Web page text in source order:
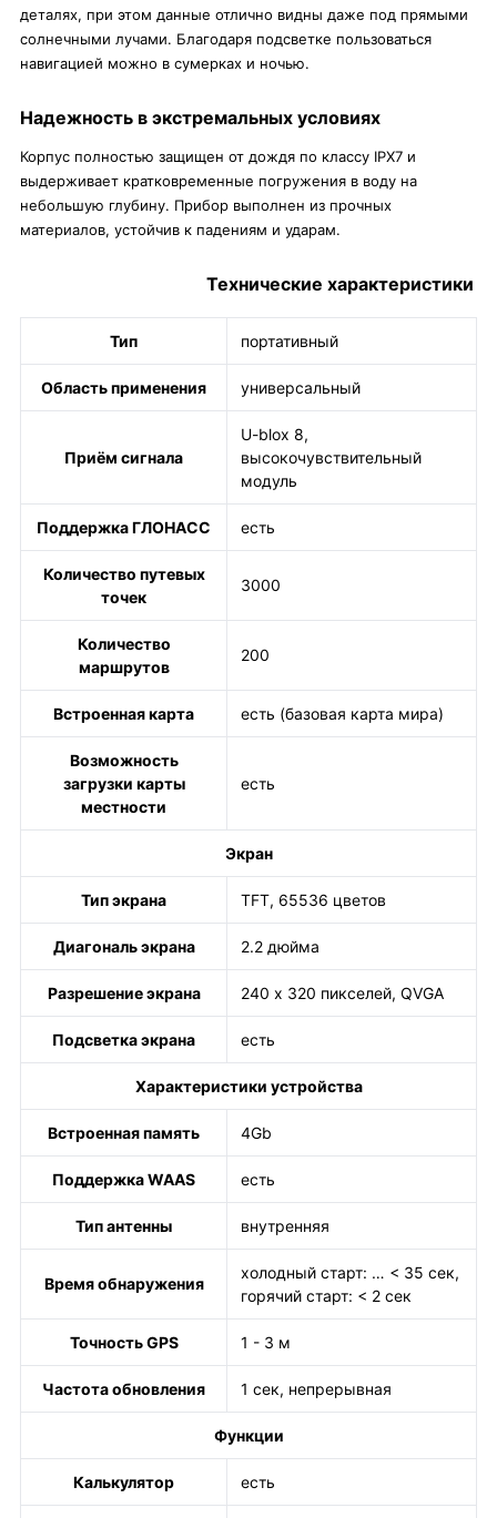
деталях, при этом данные отлично видны даже под прямыми
солнечными лучами. Благодаря подсветке пользоваться
навигацией можно в сумерках и ночью.
Надежность в экстремальных условиях
Корпус полностью защищен от дождя по классу IPX7 и
выдерживает кратковременные погружения в воду на
небольшую глубину. Прибор выполнен из прочных
материалов, устойчив к падениям и ударам.
Технические характеристики
Тип портативный
Область применения универсальный
Приём сигнала
U-blox 8,
высокочувствительный
модуль
Поддержка ГЛОНАСС есть
Количество путевых
точек
3000
Количество
маршрутов
200
Встроенная карта есть (базовая карта мира)
Возможность
загрузки карты
местности
есть
Экран
Тип экрана TFT, 65536 цветов
Диагональ экрана 2.2 дюйма
Разрешение экрана 240 х 320 пикселей, QVGA
Подсветка экрана есть
Характеристики устройства
Встроенная память 4Gb
Поддержка WAAS есть
Тип антенны внутренняя
Время обнаружения
холодный старт: … < 35 сек,
горячий старт: < 2 сек
Точность GPS 1 - 3 м
Частота обновления 1 сек, непрерывная
Функции
Калькулятор есть